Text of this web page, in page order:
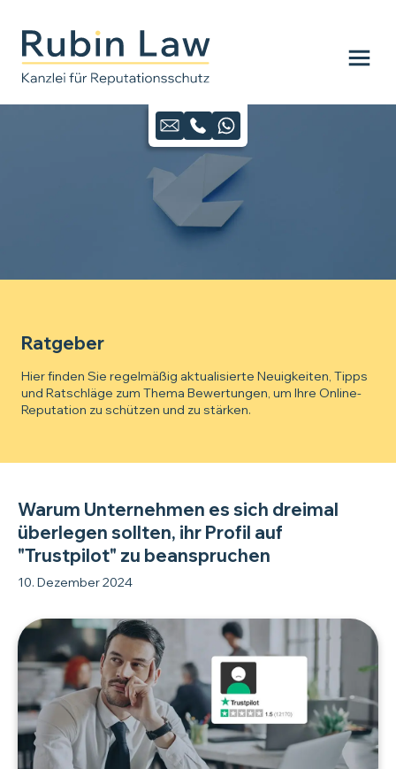
Ratgeber
Hier finden Sie regelmäßig aktualisierte Neuigkeiten, Tipps
und Ratschläge zum Thema Bewertungen, um Ihre Online-
Reputation zu schützen und zu stärken.
Warum Unternehmen es sich dreimal
überlegen sollten, ihr Profil auf
"Trustpilot" zu beanspruchen
10. Dezember 2024